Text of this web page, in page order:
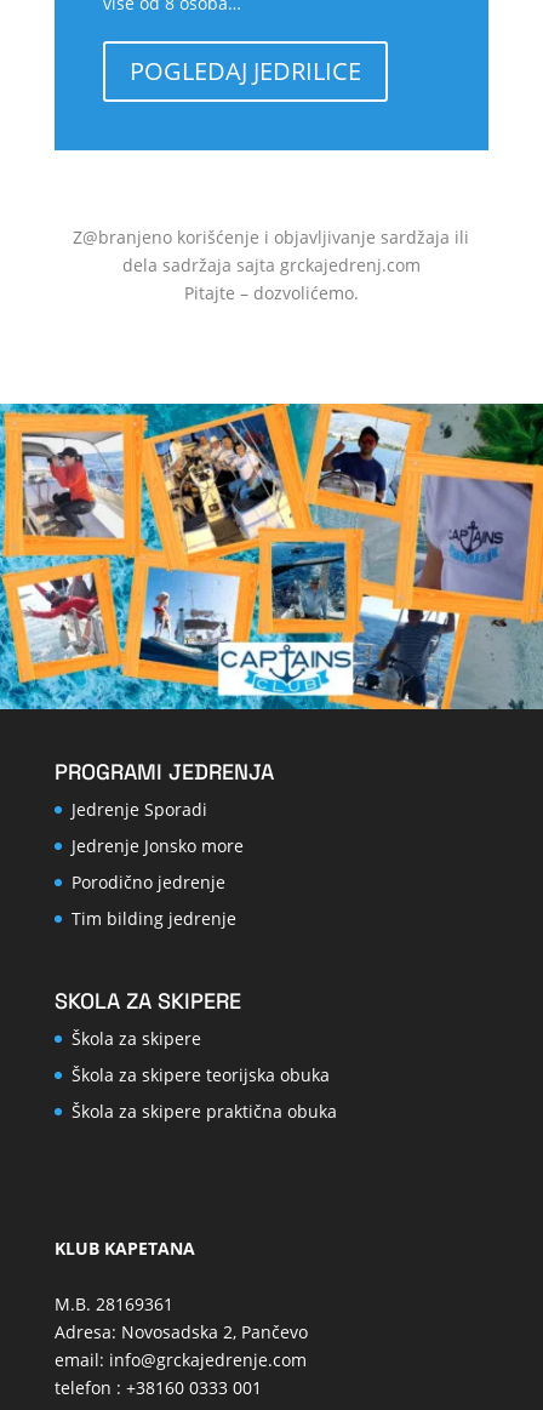
POGLEDAJ JEDRILICE
Z@branjeno korišćenje i objavljivanje sardžaja ili
dela sadržaja sajta grckajedrenj.com
Pitajte – dozvolićemo.
PROGRAMI JEDRENJA
Jedrenje Sporadi
Jedrenje Jonsko more
Porodično jedrenje
Tim bilding jedrenje
SKOLA ZA SKIPERE
Škola za skipere
Škola za skipere teorijska obuka
Škola za skipere praktična obuka
KLUB KAPETANA
M.B. 28169361
Adresa: Novosadska 2, Pančevo
email: info@grckajedrenje.com
telefon : +38160 0333 001